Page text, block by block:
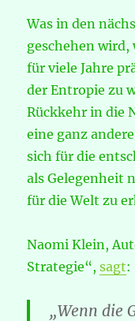
Was in den
geschehen
für viele Jahre
der Entropie zu
Rückkehr in die
eine ganz
sich für die
als Gelegenheit
für die Welt zu
Naomi Klein,
Strategie“,sagt:
„Wenn die